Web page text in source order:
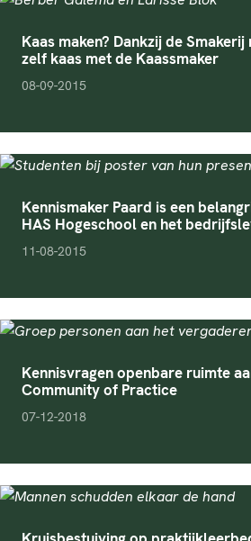
Kaas maken? Dankzij de
zelf kaas met de Kaassmaker
pubDate
08-09-2015
Kennismaker Paard is een
HAS Hogeschool en het
pubDate
11-08-2015
Kennisvragen openbare ruimte
Community of Practice
pubDate
07-12-2018